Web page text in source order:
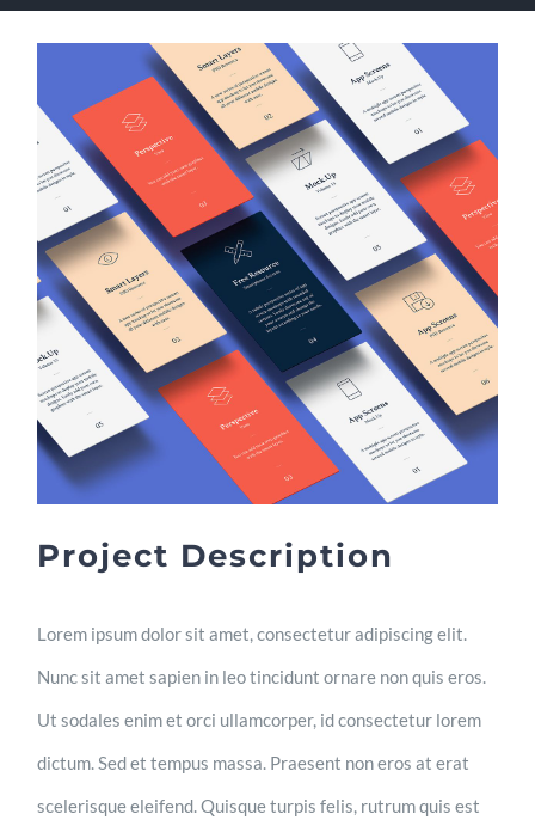
Project Description
Lorem ipsum dolor sit amet, consectetur adipiscing elit.
Nunc sit amet sapien in leo tincidunt ornare non quis eros.
Ut sodales enim et orci ullamcorper, id consectetur lorem
dictum. Sed et tempus massa. Praesent non eros at erat
scelerisque eleifend. Quisque turpis felis, rutrum quis est